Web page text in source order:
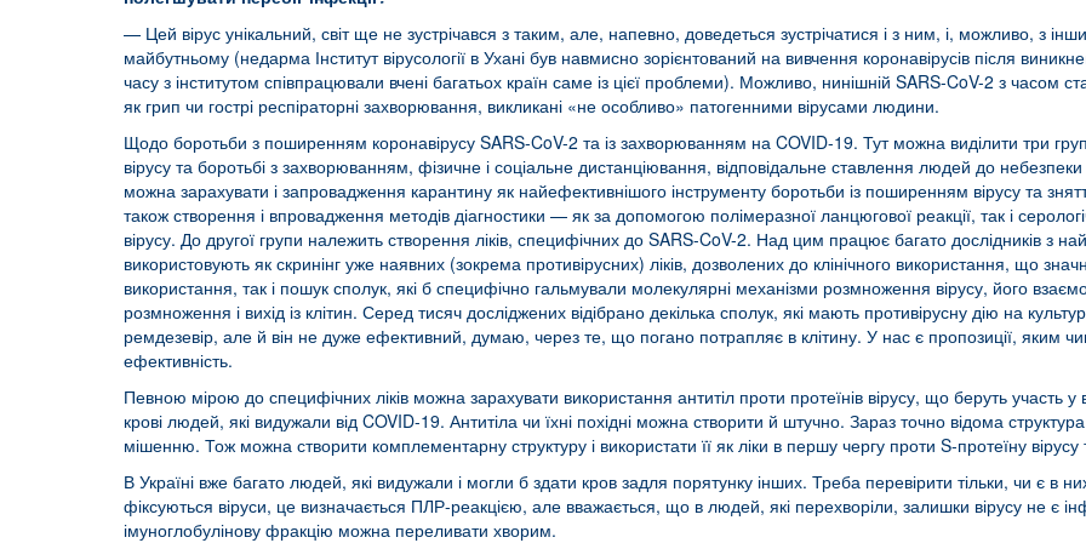
— Цей вірус унікальний, світ ще не зустрічався з таким, але, напевно, доведеться зустрічатися і з ним, і, можливо, з
майбутньому (недарма Інститут вірусології в Ухані був навмисно зорієнтований на вивчення коронавірусів після
часу з інститутом співпрацювали вчені багатьох країн саме із цієї проблеми). Можливо, нинішній SARS-CoV-2 з часом
як грип чи гострі респіраторні захворювання, викликані «не особливо» патогенними вірусами людини.
Щодо боротьби з поширенням коронавірусу SARS-CoV-2 та із захворюванням на COVID-19. Тут можна виділити три
вірусу та боротьбі з захворюванням, фізичне і соціальне дистанціювання, відповідальне ставлення людей до
можна зарахувати і запровадження карантину як найефективнішого інструменту боротьби із поширенням вірусу та
також створення і впровадження методів діагностики — як за допомогою полімеразної ланцюгової реакції, так і
вірусу. До другої групи належить створення ліків, специфічних до SARS-CoV-2. Над цим працює багато дослідників з
використовують як скринінг уже наявних (зокрема противірусних) ліків, дозволених до клінічного використання, що
використання, так і пошук сполук, які б специфічно гальмували молекулярні механізми розмноження вірусу, його
розмноження і вихід із клітин. Серед тисяч досліджених відібрано декілька сполук, які мають противірусну дію на
ремдезевір, але й він не дуже ефективний, думаю, через те, що погано потрапляє в клітину. У нас є пропозиції, яким
ефективність.
Певною мірою до специфічних ліків можна зарахувати використання антитіл проти протеїнів вірусу, що беруть участь у
крові людей, які видужали від COVID-19. Антитіла чи їхні похідні можна створити й штучно. Зараз точно відома
мішенню. Тож можна створити комплементарну структуру і використати її як ліки в першу чергу проти S-протеїну
В Україні вже багато людей, які видужали і могли б здати кров задля порятунку інших. Треба перевірити тільки, чи є в
фіксуються віруси, це визначається ПЛР-реакцією, але вважається, що в людей, які перехворіли, залишки вірусу не є
імуноглобулінову фракцію можна переливати хворим.